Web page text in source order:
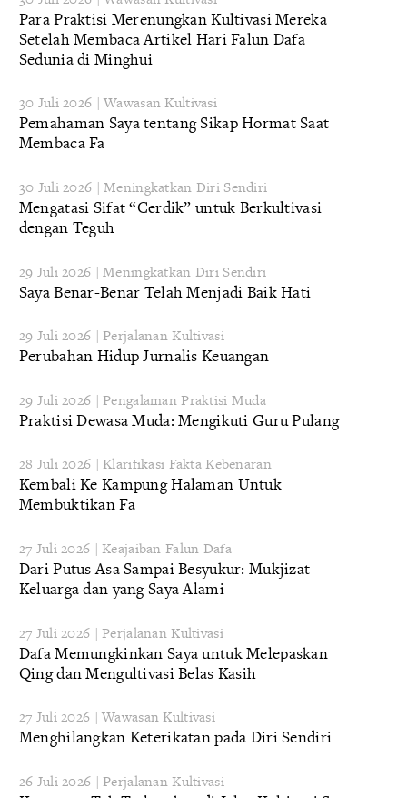
Para Praktisi Merenungkan Kultivasi Mereka
Setelah Membaca Artikel Hari Falun Dafa
Sedunia di Minghui
30 Juli 2026 | Wawasan Kultivasi
Pemahaman Saya tentang Sikap Hormat Saat
Membaca Fa
30 Juli 2026 | Meningkatkan Diri Sendiri
Mengatasi Sifat “Cerdik” untuk Berkultivasi
dengan Teguh
29 Juli 2026 | Meningkatkan Diri Sendiri
Saya Benar-Benar Telah Menjadi Baik Hati
29 Juli 2026 | Perjalanan Kultivasi
Perubahan Hidup Jurnalis Keuangan
29 Juli 2026 | Pengalaman Praktisi Muda
Praktisi Dewasa Muda: Mengikuti Guru Pulang
28 Juli 2026 | Klarifikasi Fakta Kebenaran
Kembali Ke Kampung Halaman Untuk
Membuktikan Fa
27 Juli 2026 | Keajaiban Falun Dafa
Dari Putus Asa Sampai Besyukur: Mukjizat
Keluarga dan yang Saya Alami
27 Juli 2026 | Perjalanan Kultivasi
Dafa Memungkinkan Saya untuk Melepaskan
Qing dan Mengultivasi Belas Kasih
27 Juli 2026 | Wawasan Kultivasi
Menghilangkan Keterikatan pada Diri Sendiri
26 Juli 2026 | Perjalanan Kultivasi